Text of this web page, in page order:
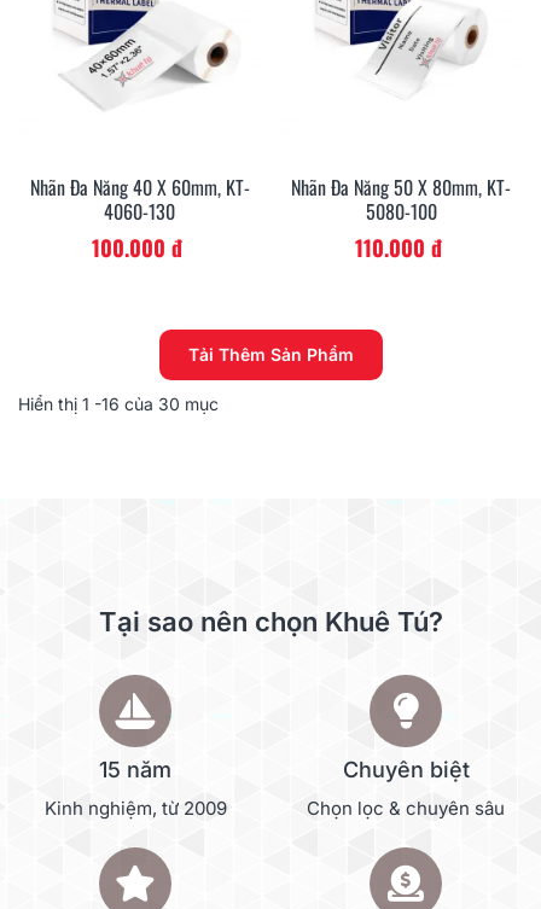
Nhãn Đa Năng 40 X 60mm, KT-
4060-130
100.000 đ
Nhãn Đa Năng 50 X 80mm, KT-
5080-100
110.000 đ
Tải Thêm Sản Phẩm
Hiển thị 1 -16 của 30 mục
Tại sao nên chọn Khuê Tú?
15 năm
Kinh nghiệm, từ 2009
Chuyên biệt
Chọn lọc & chuyên sâu